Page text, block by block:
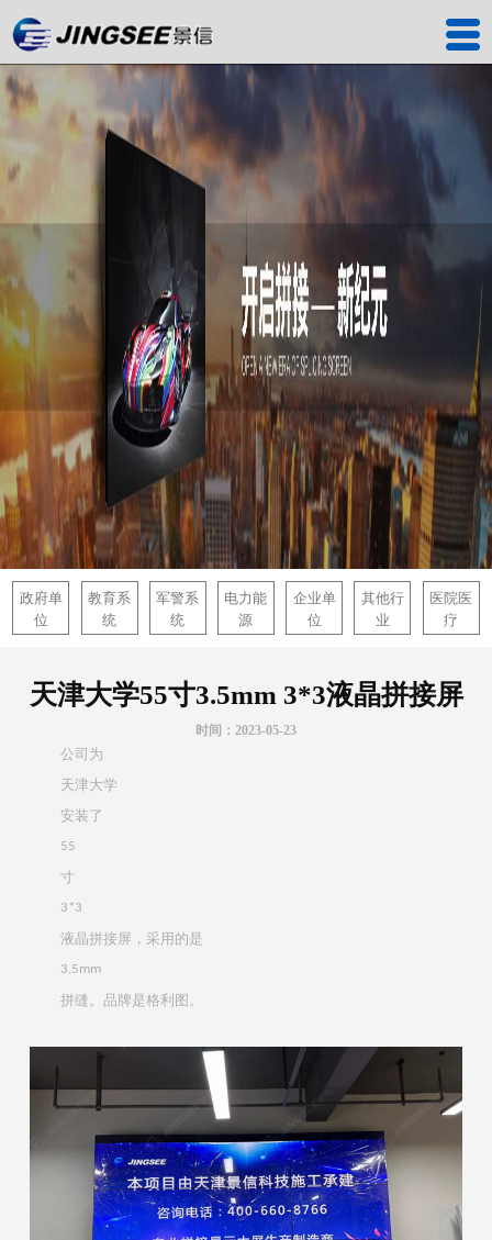
产品中心
工程案例
解决方案
关于我们
联系我们
深圳工厂
景信商城
政府单
位
教育系
统
军警系
统
电力能
源
企业单
位
其他行
业
医院医
疗
天津大学55寸3.5mm 3*3液晶拼接屏
时间：2023-05-23
公司为
天津大学
安装了
55
寸
3*3
液晶拼接屏，采用的是
3.5mm
拼缝。品牌是格利图。